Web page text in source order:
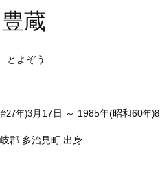
蔵
よぞう
27年)3 月17日 ～ 1985年(昭和60年)8
多治見町 出身